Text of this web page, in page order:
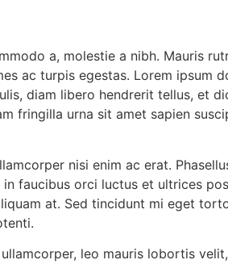
a, molestie a nibh. Mauris
ac turpis egestas. Lorem ipsum
diam libero hendrerit tellus, et
fringilla urna sit amet sapien
nisi enim ac erat.
faucibus orci luctus et ultrices
at. Sed tincidunt mi eget
leo mauris lobortis